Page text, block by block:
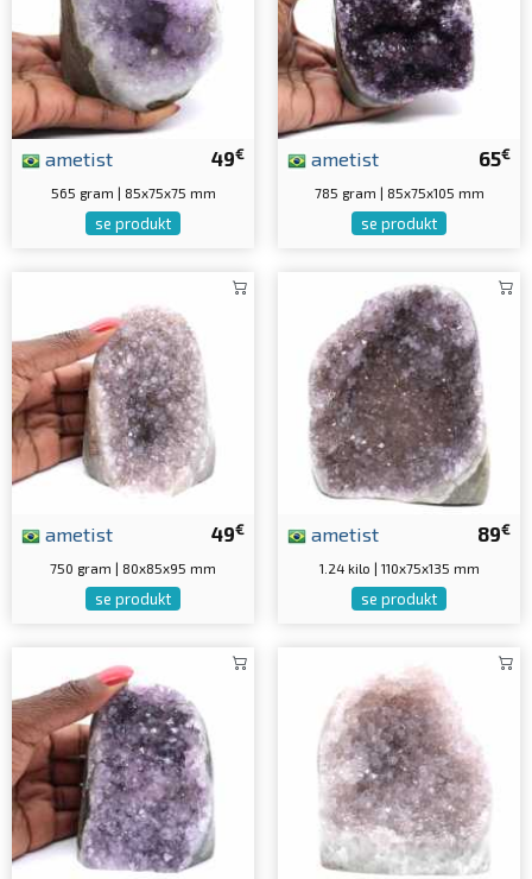
49€
ametist
565 gram | 85x75x75 mm
se produkt
65€
ametist
785 gram | 85x75x105 mm
se produkt
49€
ametist
750 gram | 80x85x95 mm
se produkt
89€
ametist
1.24 kilo | 110x75x135 mm
se produkt